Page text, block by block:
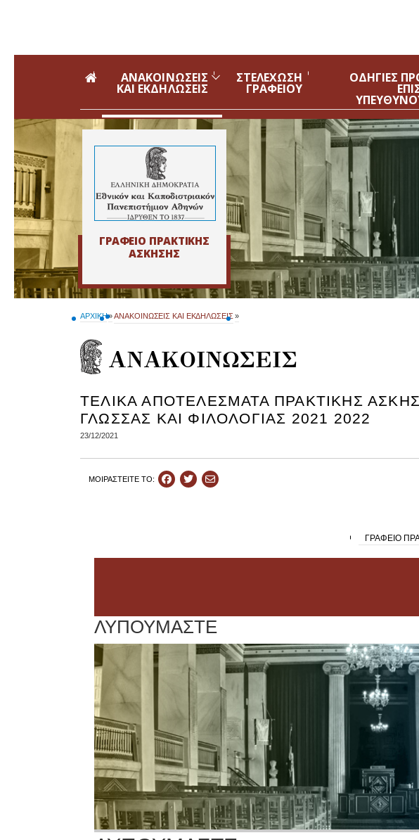
ΑΝΑΚΟΙΝΩΣΕΙΣ
ΚΑΙ ΕΚΔΗΛΩΣΕΙΣ
ΣΤΕΛΕΧΩΣΗ
ΓΡΑΦΕΙΟΥ
ΟΔΗΓΙΕΣ
ΓΡΑΦΕΙΟ ΠΡΑΚΤΙΚΗΣ
ΑΣΚΗΣΗΣ
ΑΡΧΙΚΗ»ΑΝΑΚΟΙΝΩΣΕΙΣ ΚΑΙ ΕΚΔΗΛΩΣΕΙΣ »
ΑΝΑΚΟΙΝΩΣΕΙΣ
ΤΕΛΙΚΑ ΑΠΟΤΕΛΕΣΜΑΤΑ ΠΡΑΚΤΙΚΗΣ
ΓΛΩΣΣΑΣ ΚΑΙ ΦΙΛΟΛΟΓΙΑΣ 2021 2022
23/12/2021
ΜΟΙΡΑΣΤEIΤΕ ΤΟ: